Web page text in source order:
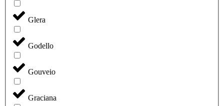
Glera
Godello
Gouveio
Graciana